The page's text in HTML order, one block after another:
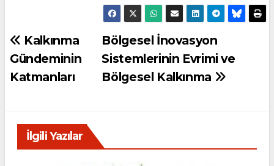
Yazı
gezinmesi
Bölgesel İnovasyon
Sistemlerinin Evrimi ve
Bölgesel Kalkınma
Kalkınma
Gündeminin
Katmanları
İlgili Yazılar